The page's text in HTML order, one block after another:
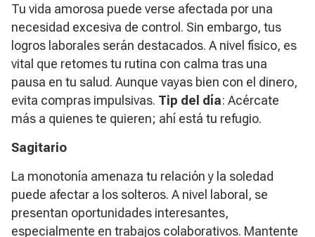
Tu vida amorosa puede verse afectada por una
necesidad excesiva de control. Sin embargo, tus
logros laborales serán destacados. A nivel físico, es
vital que retomes tu rutina con calma tras una
pausa en tu salud. Aunque vayas bien con el dinero,
evita compras impulsivas. Tip del día: Acércate
más a quienes te quieren; ahí está tu refugio.
Sagitario
La monotonía amenaza tu relación y la soledad
puede afectar a los solteros. A nivel laboral, se
presentan oportunidades interesantes,
especialmente en trabajos colaborativos. Mantente